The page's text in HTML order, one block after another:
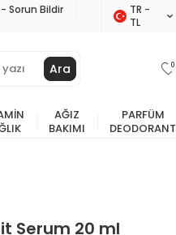
Sorun Bildir
TR −
TL
Ara 0
AĞIZ
BAKIMI
PARFÜM
DEODORANT
Serum 20 ml